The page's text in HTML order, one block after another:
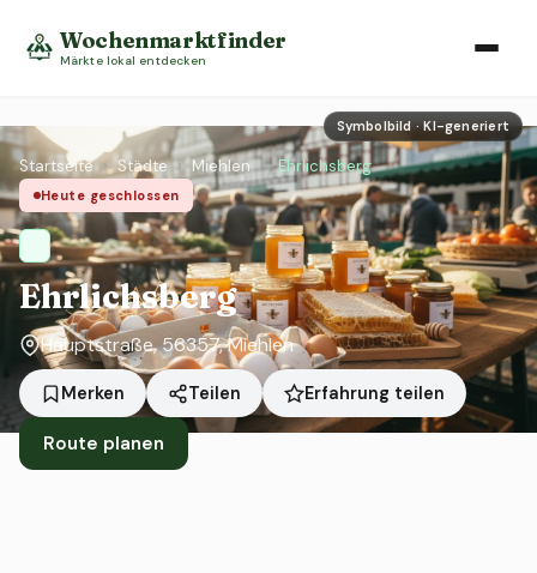
Wochenmarktfinder
Märkte lokal entdecken
Symbolbild · KI-generiert
Startseite › Städte › Miehlen › Ehrlichsberg
Heute geschlossen
Ehrlichsberg
Hauptstraße, 56357, Miehlen
Merken Teilen Erfahrung teilen
Route planen